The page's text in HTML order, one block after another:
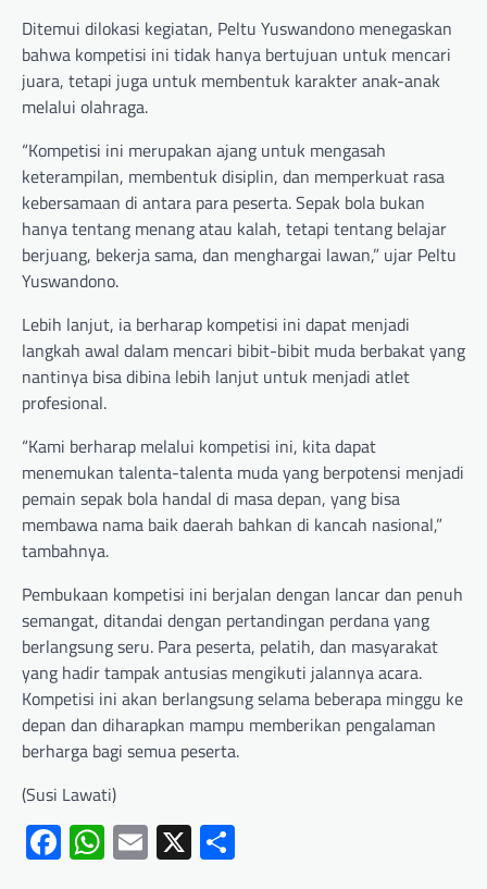
Ditemui dilokasi kegiatan, Peltu Yuswandono menegaskan
bahwa kompetisi ini tidak hanya bertujuan untuk mencari
juara, tetapi juga untuk membentuk karakter anak-anak
melalui olahraga.
“Kompetisi ini merupakan ajang untuk mengasah
keterampilan, membentuk disiplin, dan memperkuat rasa
kebersamaan di antara para peserta. Sepak bola bukan
hanya tentang menang atau kalah, tetapi tentang belajar
berjuang, bekerja sama, dan menghargai lawan,” ujar Peltu
Yuswandono.
Lebih lanjut, ia berharap kompetisi ini dapat menjadi
langkah awal dalam mencari bibit-bibit muda berbakat yang
nantinya bisa dibina lebih lanjut untuk menjadi atlet
profesional.
“Kami berharap melalui kompetisi ini, kita dapat
menemukan talenta-talenta muda yang berpotensi menjadi
pemain sepak bola handal di masa depan, yang bisa
membawa nama baik daerah bahkan di kancah nasional,”
tambahnya.
Pembukaan kompetisi ini berjalan dengan lancar dan penuh
semangat, ditandai dengan pertandingan perdana yang
berlangsung seru. Para peserta, pelatih, dan masyarakat
yang hadir tampak antusias mengikuti jalannya acara.
Kompetisi ini akan berlangsung selama beberapa minggu ke
depan dan diharapkan mampu memberikan pengalaman
berharga bagi semua peserta.
(Susi Lawati)
Facebook
WhatsApp
Email
X